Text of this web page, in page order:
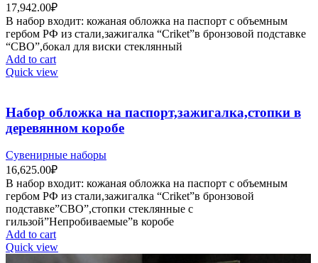
17,942.00₽
В набор входит: кожаная обложка на паспорт c объемным
гербом РФ из стали,зажигалка “Criket”в бронзовой подставке
“СВО”,бокал для виски стеклянный
Add to cart
Quick view
Набор обложка на паспорт,зажигалка,стопки в
деревянном коробе
Сувенирные наборы
16,625.00₽
В набор входит: кожаная обложка на паспорт c объемным
гербом РФ из стали,зажигалка “Criket”в бронзовой
подставке”СВО”,стопки стеклянные с
гильзой”Непробиваемые”в коробе
Add to cart
Quick view